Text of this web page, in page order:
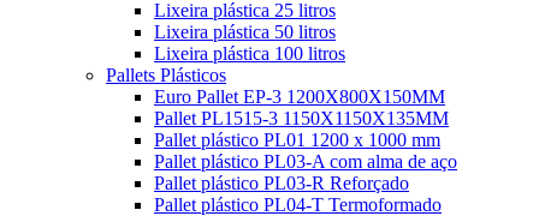
Lixeira plástica 25 litros
Lixeira plástica 50 litros
Lixeira plástica 100 litros
Pallets Plásticos
Euro Pallet EP-3 1200X800X150MM
Pallet PL1515-3 1150X1150X135MM
Pallet plástico PL01 1200 x 1000 mm
Pallet plástico PL03-A com alma de aço
Pallet plástico PL03-R Reforçado
Pallet plástico PL04-T Termoformado